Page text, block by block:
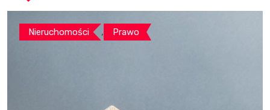
Nieruchomości , Prawo